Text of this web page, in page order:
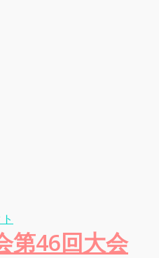
第46回大会